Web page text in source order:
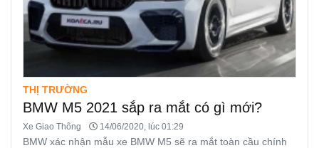
THỊ TRƯỜNG
BMW M5 2021 sắp ra mắt có gì mới?
Xe Giao Thông 14/06/2020, lúc 01:29
BMW xác nhận mẫu xe BMW M5 sẽ ra mắt toàn cầu chính